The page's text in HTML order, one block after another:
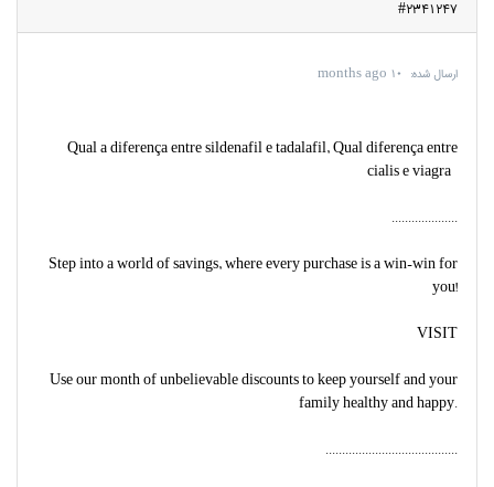
#2341247
ارسال شده: ۱۰ months ago
Qual a diferença entre sildenafil e tadalafil, Qual diferença entre
cialis e viagra
....................
Step into a world of savings, where every purchase is a win-win for
you!
VISIT
Use our month of unbelievable discounts to keep yourself and your
family healthy and happy.
........................................